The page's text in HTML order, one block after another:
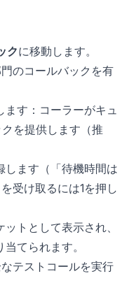
クに移動します。
のコールバックを有
す：コーラーがキュ
を提供します（推
します（「待機時間は
受け取るには1を押し
トとして表示され、
てられます。
テストコールを実行